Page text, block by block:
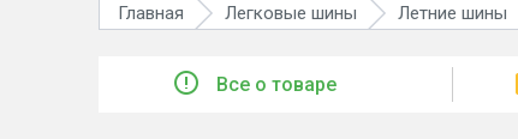
Главная Легковые шины Летние шины
Все о товаре